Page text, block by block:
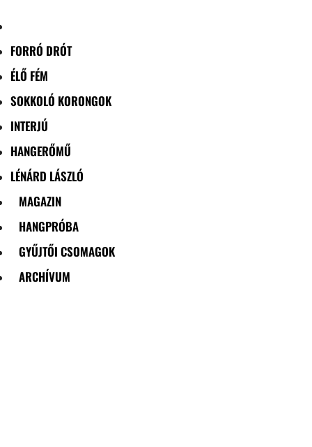
FORRÓ DRÓT
ÉLŐ FÉM
SOKKOLÓ KORONGOK
INTERJÚ
HANGERŐMŰ
LÉNÁRD LÁSZLÓ
MAGAZIN
HANGPRÓBA
GYŰJTŐI CSOMAGOK
ARCHÍVUM